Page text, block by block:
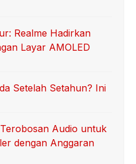
Realme Hadirkan
Layar AMOLED
Setelah Setahun? Ini
Audio untuk
dengan Anggaran